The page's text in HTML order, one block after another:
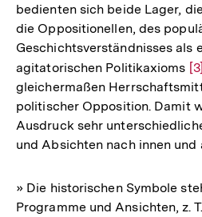
bedienten sich beide Lager,
die Oppositionellen, des
Geschichtsverständnisses als
agitatorischen Politikaxioms [3]
gleichermaßen
politischer Opposition. Damit
Ausdruck sehr
und Absichten nach innen und
» Die historischen Symbole
Programme und Ansichten, z.